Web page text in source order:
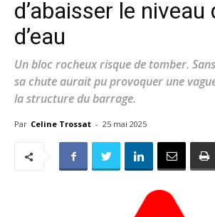
d’abaisser le niveau
d’eau
Un bloc rocheux risque de tomber.
sa chute aurait pu provoquer une
la structure du barrage.
Par Celine Trossat - 25 mai 2025